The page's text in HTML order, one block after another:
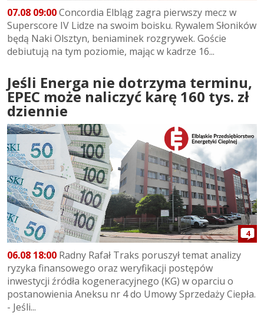
07.08 09:00Concordia Elbląg zagra pierwszy mecz w
Superscore IV Lidze na swoim boisku. Rywalem Słoników
będą Naki Olsztyn, beniaminek rozgrywek. Goście
debiutują na tym poziomie, mając w kadrze 16...
Jeśli Energa nie dotrzyma terminu,
EPEC może naliczyć karę 160 tys. zł
dziennie
4
06.08 18:00 Radny Rafał Traks poruszył temat analizy
ryzyka finansowego oraz weryfikacji postępów
inwestycji źródła kogeneracyjnego (KG) w oparciu o
postanowienia Aneksu nr 4 do Umowy Sprzedaży Ciepła.
- Jeśli...